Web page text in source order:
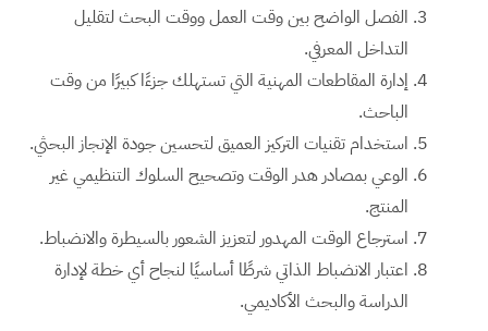
الفصل الواضح بين وقت العمل ووقت البحث لتقليل
التداخل المعرفي.
إدارة المقاطعات المهنية التي تستهلك جزءًا كبيرًا من وقت
الباحث.
استخدام تقنيات التركيز العميق لتحسين جودة الإنجاز البحثي.
الوعي بمصادر هدر الوقت وتصحيح السلوك التنظيمي غير
المنتج.
استرجاع الوقت المهدور لتعزيز الشعور بالسيطرة والانضباط.
اعتبار الانضباط الذاتي شرطًا أساسيًا لنجاح أي خطة لإدارة
الدراسة والبحث الأكاديمي.